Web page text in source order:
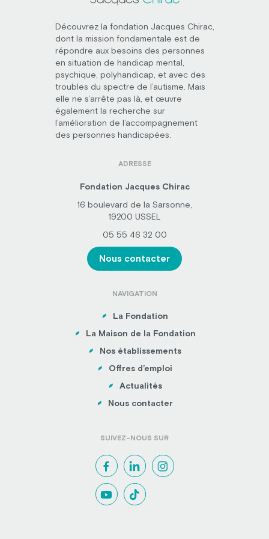
Découvrez la fondation Jacques Chirac,
dont la mission fondamentale est de
répondre aux besoins des personnes
en situation de handicap mental,
psychique, polyhandicap, et avec des
troubles du spectre de l’autisme. Mais
elle ne s’arrête pas là, et œuvre
également la recherche sur
l’amélioration de l’accompagnement
des personnes handicapées.
ADRESSE
Fondation Jacques Chirac
16 boulevard de la Sarsonne,
19200 USSEL
05 55 46 32 00
Nous contacter
NAVIGATION
La Fondation
La Maison de la Fondation
Nos établissements
Offres d’emploi
Actualités
Nous contacter
SUIVEZ-NOUS SUR